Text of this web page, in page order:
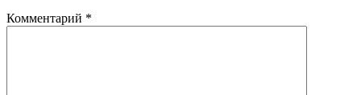
Комментарий *